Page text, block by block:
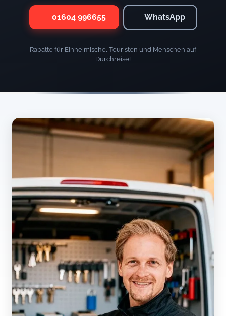
01604 996655 WhatsApp
Rabatte für Einheimische, Touristen und Menschen auf
Durchreise!